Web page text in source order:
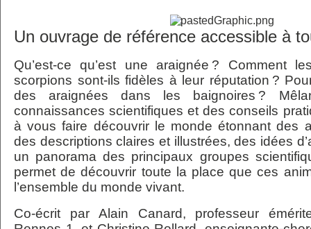
Un ouvrage de référence accessible à
Qu’est-ce qu’est une araignée ? Comment
scorpions sont-ils fidèles à leur réputation ?
des araignées dans les baignoires ?
connaissances scientifiques et des conseils
à vous faire découvrir le monde étonnant des
des descriptions claires et illustrées, des idées
un panorama des principaux groupes
permet de découvrir toute la place que ces
l’ensemble du monde vivant.
Co-écrit par Alain Canard, professeur